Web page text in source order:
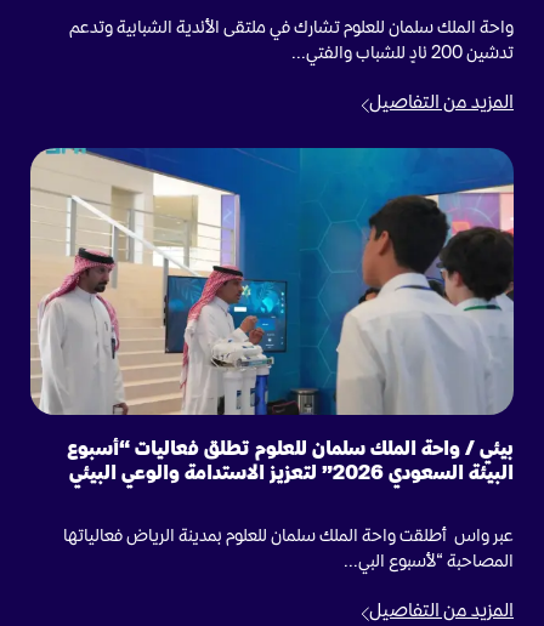
واحة الملك سلمان للعلوم تشارك في ملتقى الأندية الشبابية وتدعم
تدشين 200 نادٍ للشباب والفتي...
المزيد من التفاصيل
بيئي / واحة الملك سلمان للعلوم تطلق فعاليات “أسبوع
البيئة السعودي 2026” لتعزيز الاستدامة والوعي البيئي
عبر واس أطلقت واحة الملك سلمان للعلوم بمدينة الرياض فعالياتها
المصاحبة “لأسبوع البي...
المزيد من التفاصيل